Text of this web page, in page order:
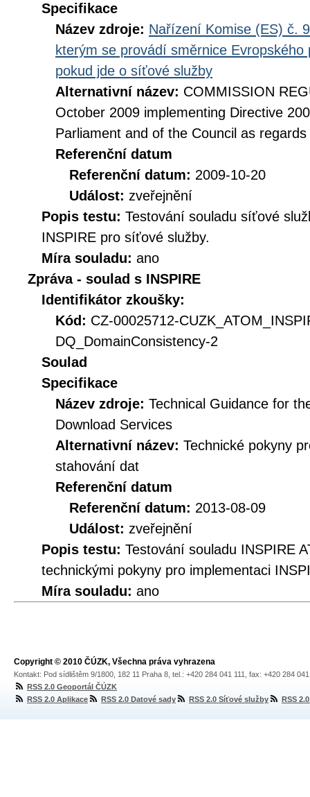
Specifikace
Název zdroje: Nařízení Komise (ES) č.
kterým se provádí směrnice
pokud jde o síťové služby
Alternativní název: COMMISSION
October 2009 implementing Directive
Parliament and of the Council as
Referenční datum
Referenční datum: 2009-10-20
Událost: zveřejnění
Popis testu: Testování souladu síťové
INSPIRE pro síťové služby.
Míra souladu: ano
Zpráva - soulad s INSPIRE
Identifikátor zkoušky:
Kód: CZ-00025712-
DQ_DomainConsistency-2
Soulad
Specifikace
Název zdroje: Technical Guidance for
Download Services
Alternativní název: Technické pokyny
stahování dat
Referenční datum
Referenční datum: 2013-08-09
Událost: zveřejnění
Popis testu: Testování souladu INSPIRE
technickými pokyny pro implementaci
Míra souladu: ano
Copyright © 2010 ČÚZK, Všechna práva vyhrazena
Kontakt: Pod sídlištěm 9/1800, 182 11 Praha 8, tel.: +420 284 041 111, fax: +420 284
RSS 2.0 Geoportál ČÚZK
RSS 2.0 Aplikace
RSS 2.0 Datové sady RSS 2.0 Síťové služby RSS